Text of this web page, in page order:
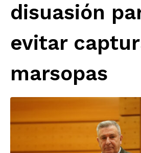
disuasión
evitar
marsopas